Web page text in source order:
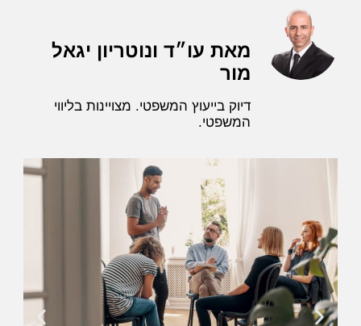
מאת עו״ד ונוטריון יגאל
מור
דיוק בייעוץ המשפטי. מצויינות בליווי
המשפטי.